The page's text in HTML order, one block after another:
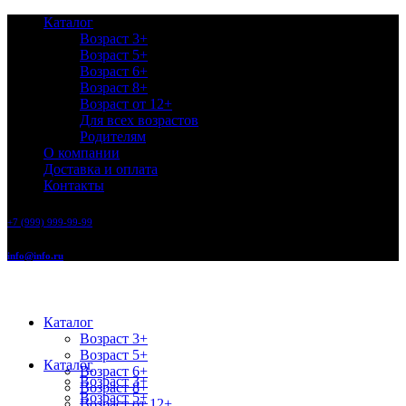
Каталог
Возраст 3+
Возраст 5+
Возраст 6+
Возраст 8+
Возраст от 12+
Для всех возрастов
Родителям
О компании
Доставка и оплата
Контакты
+7 (999) 999-99-99
info@info.ru
Каталог
Возраст 3+
Возраст 5+
Возраст 6+
Возраст 8+
Каталог
Возраст 3+
Возраст 5+